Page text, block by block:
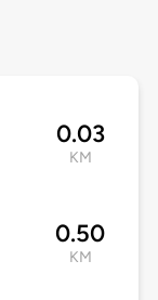
0.03
KM
0.50
KM